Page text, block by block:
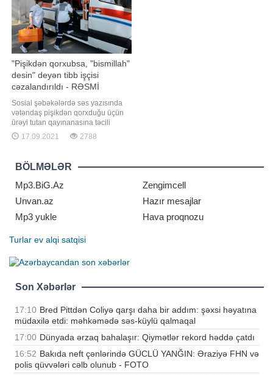
"Pişikdən qorxubsa, "bismillah"
desin" deyən tibb işçisi
cəzalandırıldı - RƏSMİ
Sosial şəbəkələrdə səs yazısında
vətəndaş pişikdən qorxduğu üçün
ürəyi tutan qayınanasına təcili
yardım əməkdaşının laqeyd
yanaşdığı və ona "bismillah"
şəxs cəzalandırılıb. " "a istinadən
xəbər verir ki, Tibbi Ərazi
Bölmələrini İdarəetmə Birliyində
17.09.2021 2788
BÖLMƏLƏR
Mp3.BiG.Az
Zengimcell
Unvan.az
Hazır mesajlar
Mp3 yukle
Hava proqnozu
Turlar ev alqi satqisi
Son Xəbərlər
17:10 Bred Pittdən Coliyə qarşı daha bir addım: şəxsi həyatına
müdaxilə etdi: məhkəmədə səs-küylü qalmaqal
17:00 Dünyada ərzaq bahalaşır: Qiymətlər rekord həddə çatdı
16:52 Bakıda neft çənlərində GÜCLÜ YANĞIN: Əraziyə FHN və
polis qüvvələri cəlb olunub - FOTO